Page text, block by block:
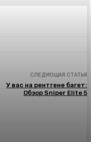
СЛЕДУЮЩАЯ СТАТЬЯ
У вас на рентгене багет:
Обзор Sniper Elite 5